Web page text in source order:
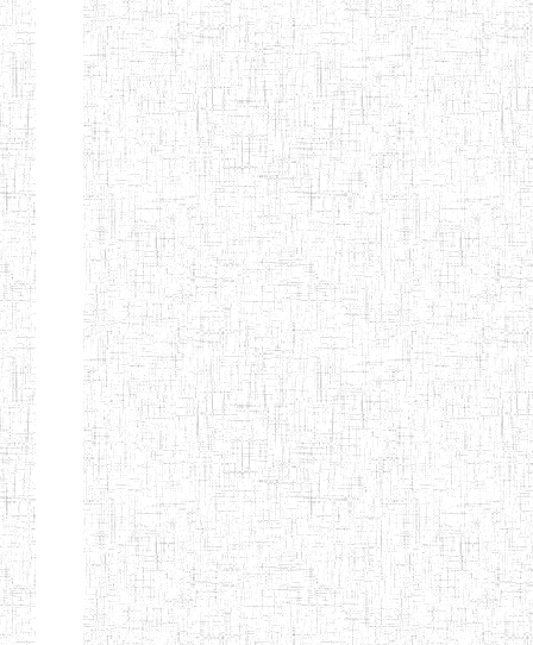
Début Préc. 1 2 3 4 5
6
Suivant
Fin
Etablissements
d'enseignement
secondaire
technique
et
professionnel
ESTP